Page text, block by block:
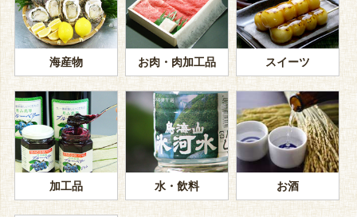
海産物 お肉・肉加工品 スイーツ
加工品 水・飲料 お酒